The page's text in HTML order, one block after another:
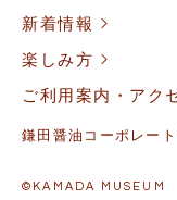
新着情報
楽しみ方
ご利用案内・アク
鎌田醤油コーポレー
©KAMADA MUSEUM